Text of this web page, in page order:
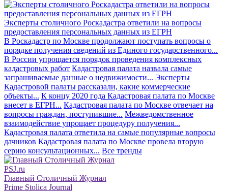
Эксперты столичного Роскадастра ответили на вопросы
предоставления персональных данных из ЕГРН
В Роскадастр по Москве продолжают поступать вопросы о
порядке получения сведений из Единого государственного...
В России упрощается порядок проведения комплексных
кадастровых работ Кадастровая палата назвала самые
запрашиваемые данные о недвижимости... Эксперты
Кадастровой палаты рассказали, какие коммерческие
объекты... К концу 2020 года Кадастровая палата по Москве
внесет в ЕГРН... Кадастровая палата по Москве отвечает на
вопросы граждан, поступившие... Межведомственное
взаимодействие упрощает процедуру получения...
Кадастровая палата ответила на самые популярные вопросы
дачников Кадастровая палата по Москве провела вторую
серию консультационных... Все тренды
PSJ.ru
Главный Столичный Журнал
Prime Stolica Journal